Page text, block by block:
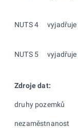
NUTS 4 vyjadřuje
NUTS 5 vyjadřuje
Zdroje dat:
druhy pozemků
nezaměstnanost